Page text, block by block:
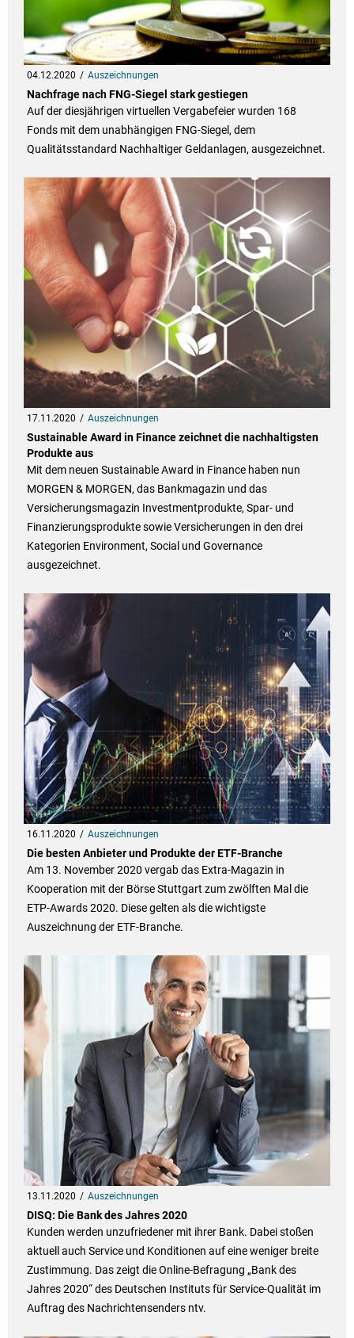
04.12.2020 Auszeichnungen
Nachfrage nach FNG-Siegel stark gestiegen
Auf der diesjährigen virtuellen Vergabefeier wurden 168
Fonds mit dem unabhängigen FNG-Siegel, dem
Qualitätsstandard Nachhaltiger Geldanlagen, ausgezeichnet.
17.11.2020 Auszeichnungen
Sustainable Award in Finance zeichnet die nachhaltigsten
Produkte aus
Mit dem neuen Sustainable Award in Finance haben nun
MORGEN & MORGEN, das Bankmagazin und das
Versicherungsmagazin Investmentprodukte, Spar- und
Finanzierungsprodukte sowie Versicherungen in den drei
Kategorien Environment, Social und Governance
ausgezeichnet.
16.11.2020 Auszeichnungen
Die besten Anbieter und Produkte der ETF-Branche
Am 13. November 2020 vergab das Extra-Magazin in
Kooperation mit der Börse Stuttgart zum zwölften Mal die
ETP-Awards 2020. Diese gelten als die wichtigste
Auszeichnung der ETF-Branche.
13.11.2020 Auszeichnungen
DISQ: Die Bank des Jahres 2020
Kunden werden unzufriedener mit ihrer Bank. Dabei stoßen
aktuell auch Service und Konditionen auf eine weniger breite
Zustimmung. Das zeigt die Online-Befragung „Bank des
Jahres 2020“ des Deutschen Instituts für Service-Qualität im
Auftrag des Nachrichtensenders ntv.